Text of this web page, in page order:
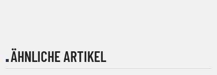
ÄHNLICHE ARTIKEL